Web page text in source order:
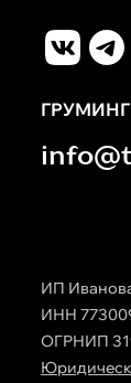
ГРУМИНГ
ИП
ИНН
ОГРНИП